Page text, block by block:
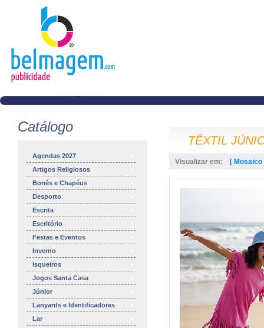
Catálogo
Agendas 2027
Artigos Religiosos
Bonés e Chapéus
Desporto
Escrita
Escritório
Festas e Eventos
Inverno
Isqueiros
Jogos Santa Casa
Júnior
Lanyards e Identificadores
Lar
TÊXTIL
Visualizar em: [ Mosaico